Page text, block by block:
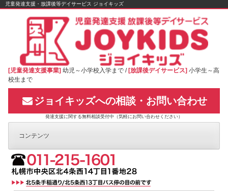
Skip
児童発達支援・放課後等デイサービス ジョイキッズ
[児童発達支援事業] 幼児～小学校入学まで / [放課後デイサービス] 小学生～高
校生まで
ジョイキッズへの相談・お問い合わせ
発達支援に関する無料相談受付中（気軽にお問い合わせください）
コンテンツ